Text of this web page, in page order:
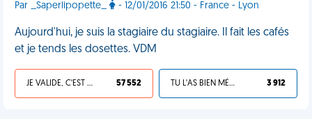
Par _Saperlipopette_ - 12/01/2016 21:50 - France - Lyon
Aujourd'hui, je suis la stagiaire du stagiaire. Il fait les cafés
et je tends les dosettes. VDM
JE VALIDE, C'EST UNE VDM 57 552 TU L'AS BIEN MÉRITÉ 3 912